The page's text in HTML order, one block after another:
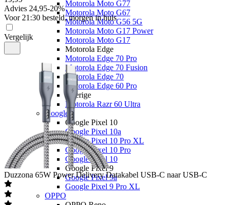
Motorola Moto G77
Motorola Moto G67
Motorola Moto G56 5G
Motorola Moto G17 Power
Motorola Moto G17
Motorola Edge
Motorola Edge 70 Pro
Motorola Edge 70 Fusion
Motorola Edge 70
Motorola Edge 60 Pro
Overige
Motorola Razr 60 Ultra
Google
Google Pixel 10
Google Pixel 10a
Google Pixel 10 Pro XL
Google Pixel 10 Pro
Google Pixel 10
Google Pixel 9
Google Pixel 9a
Google Pixel 9 Pro XL
OPPO
Advies 24,95-20%
Voor 21:30 besteld, morgen in huis
Vergelijk
Duzzona 65W Power Delivery Datakabel USB-C naar USB-C